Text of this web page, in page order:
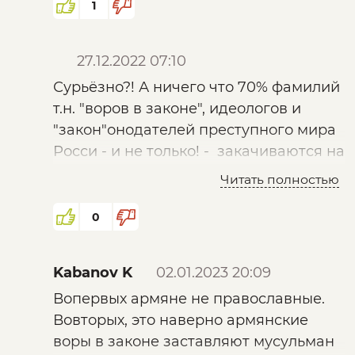
1
27.12.2022 07:10
Сурьёзно?! А ничего что 70% фамилий
т.н. "воров в законе", идеологов и
"закон"онодателей преступного мира
Росси - и не только! - закачиваются на
фа'Хртсте!" ?!
Читать полностью
0
Kabanov K
02.01.2023 20:09
Вопервых армяне не православные.
Вовторых, это наверно армянские
воры в законе заставляют мусульман